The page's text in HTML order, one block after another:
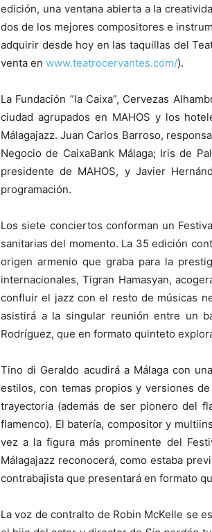
edición, una ventana abierta a la
dos de los mejores compositores e
adquirir desde hoy en las taquillas del
venta en www.teatrocervantes.com/).
La Fundación ”la Caixa”, Cervezas
ciudad agrupados en MAHOS y los
Málagajazz. Juan Carlos Barroso,
Negocio de CaixaBank Málaga; Iris de
presidente de MAHOS, y Javier
programación.
Los siete conciertos conforman un
sanitarias del momento. La 35 edición
origen armenio que graba para la
internacionales, Tigran Hamasyan,
confluir el jazz con el resto de músicas
asistirá a la singular reunión entre un
Rodríguez, que en formato quinteto
Tino di Geraldo acudirá a Málaga con
estilos, con temas propios y versiones
trayectoria (además de ser pionero del
flamenco). El batería, compositor y
vez a la figura más prominente del
Málagajazz reconocerá, como estaba
contrabajista que presentará en formato
La voz de contralto de Robin McKelle se